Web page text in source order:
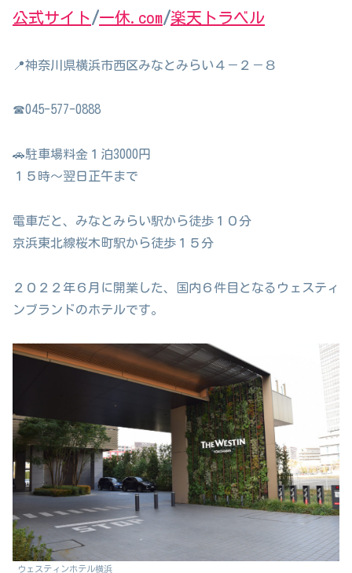
公式サイト /一休.com/楽天トラベル
📍神奈川県横浜市西区みなとみらい４－２－８
☎045-577-0888
🚗駐車場料金１泊3000円
１５時～翌日正午まで
電車だと、みなとみらい駅から徒歩１０分
京浜東北線桜木町駅から徒歩１５分
２０２２年６月に開業した、国内６件目となるウェスティ
ンブランドのホテルです。
ウェスティンホテル横浜